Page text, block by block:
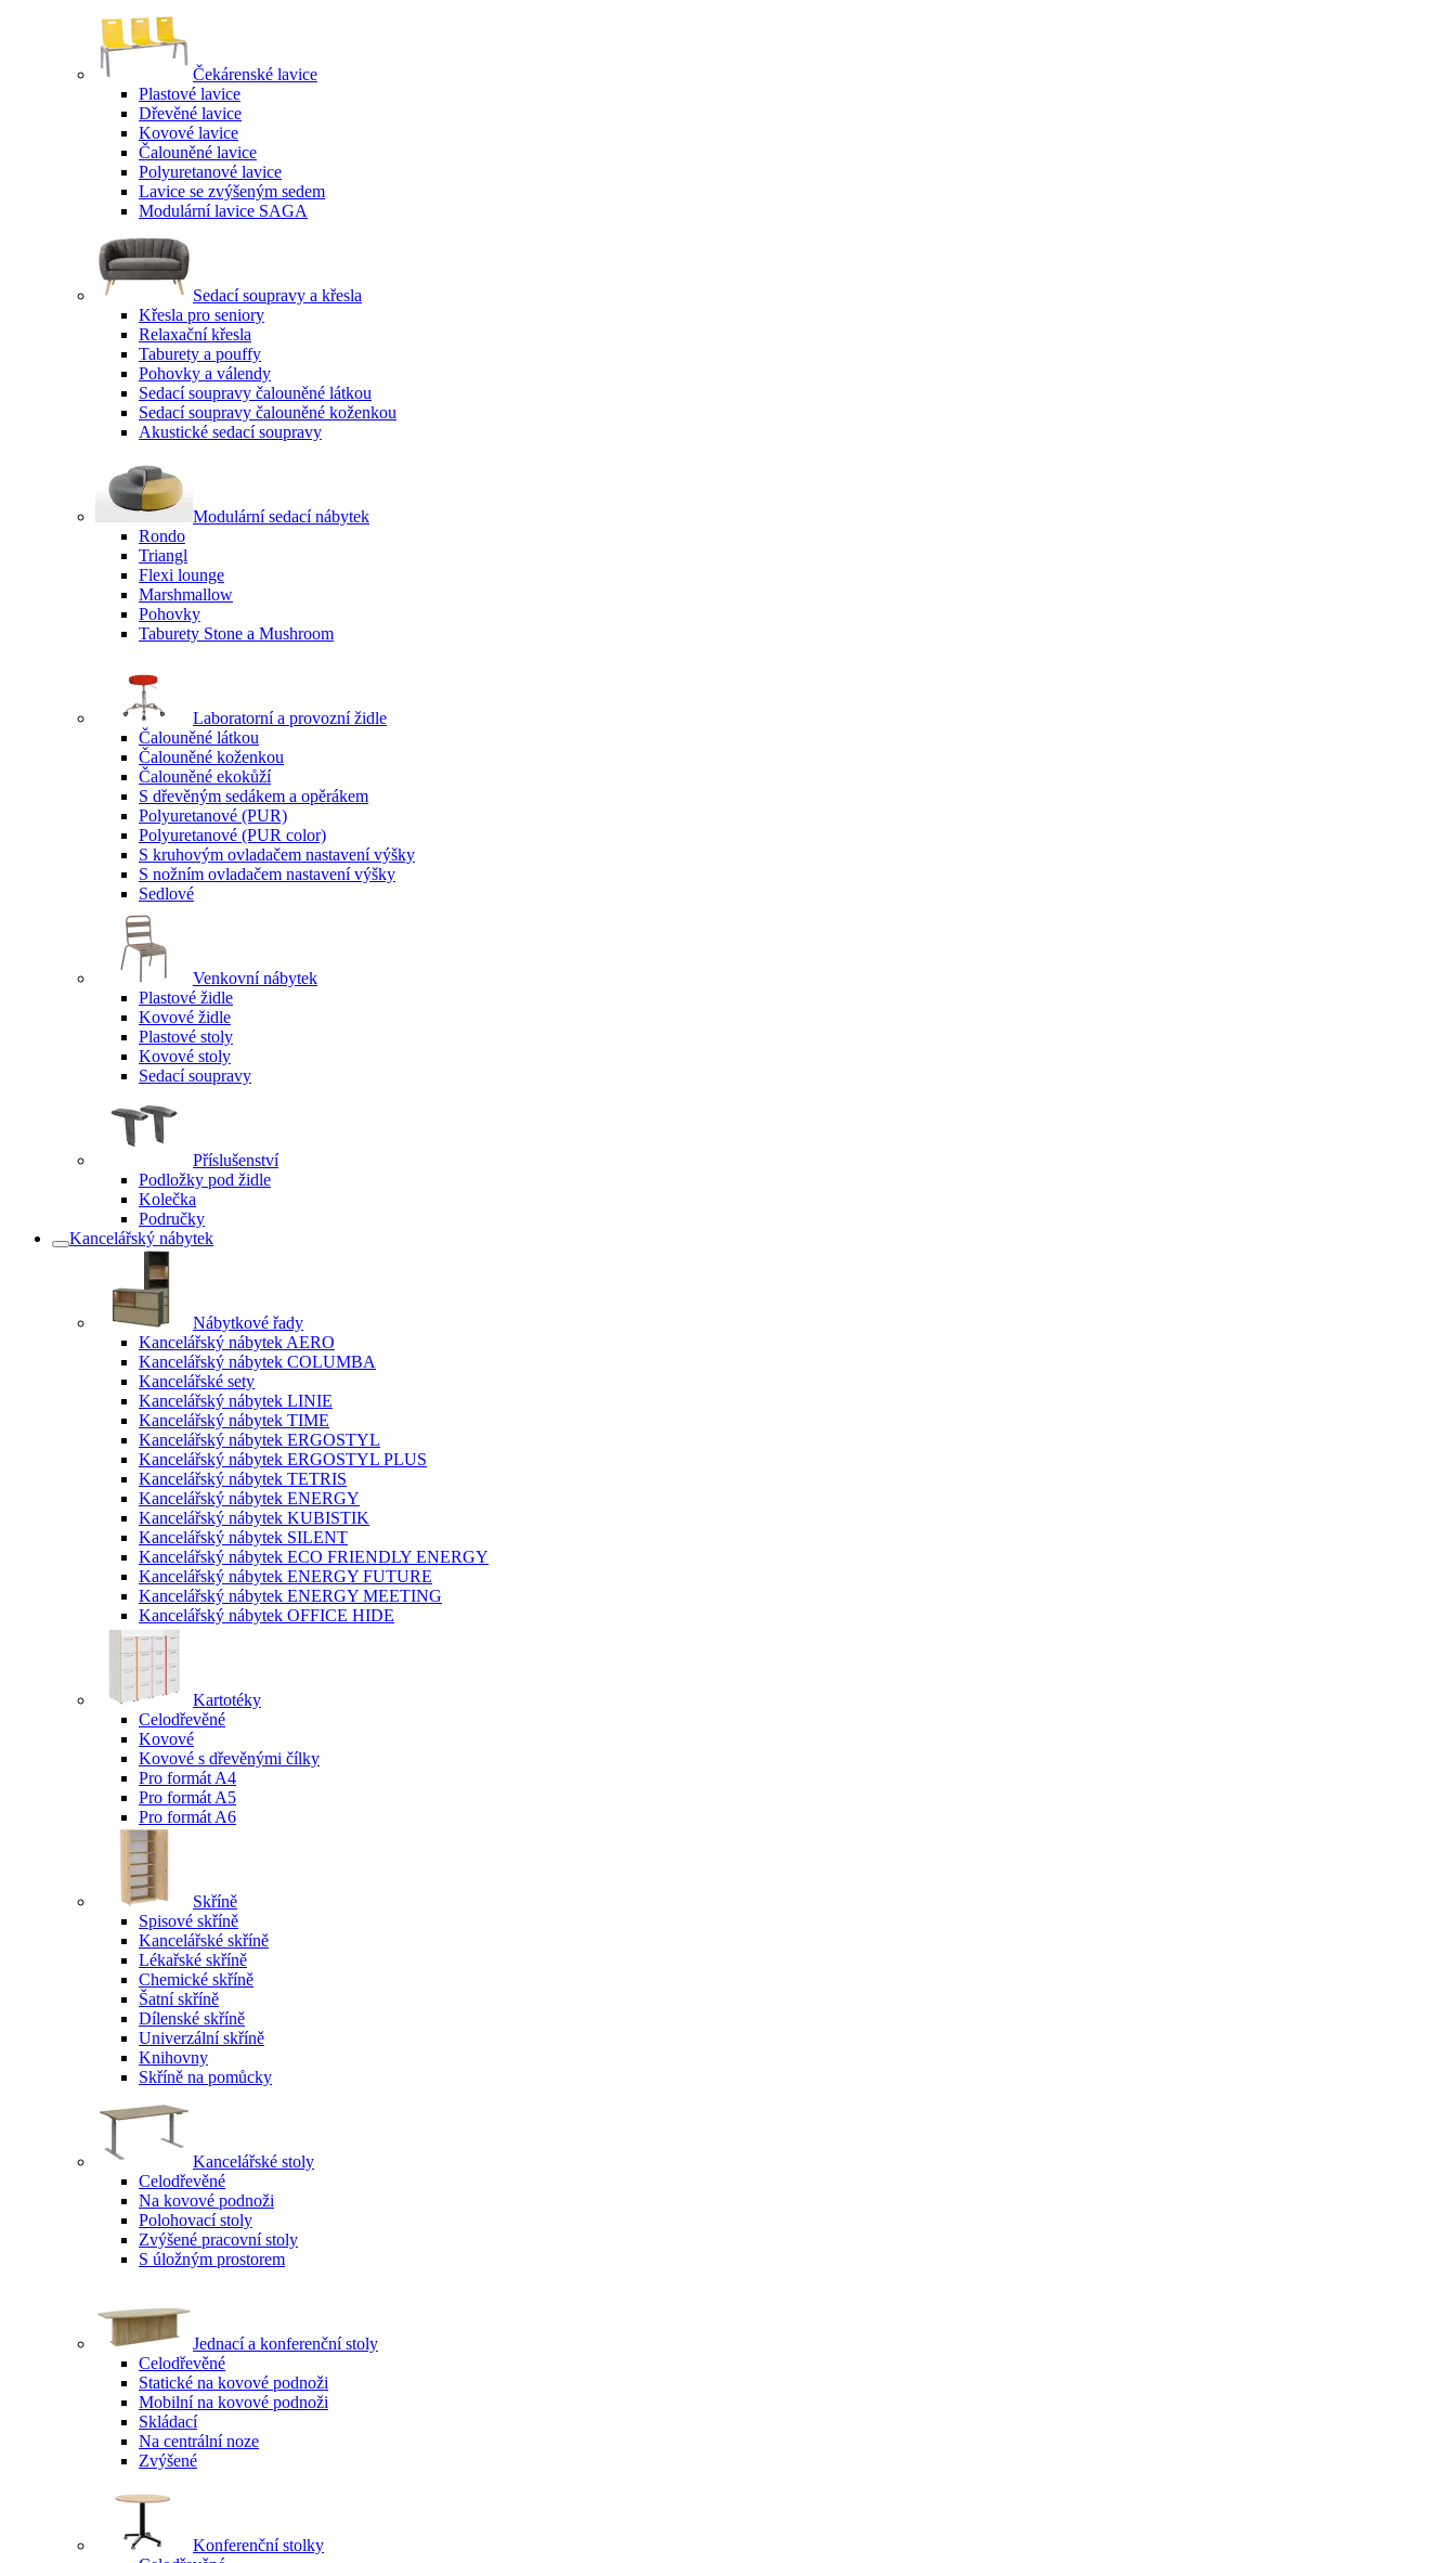
Čekárenské lavice
Plastové lavice
Dřevěné lavice
Kovové lavice
Čalouněné lavice
Polyuretanové lavice
Lavice se zvýšeným sedem
Modulární lavice SAGA
Sedací soupravy a křesla
Křesla pro seniory
Relaxační křesla
Taburety a pouffy
Pohovky a válendy
Sedací soupravy čalouněné látkou
Sedací soupravy čalouněné koženkou
Akustické sedací soupravy
Modulární sedací nábytek
Rondo
Triangl
Flexi lounge
Marshmallow
Pohovky
Taburety Stone a Mushroom
Laboratorní a provozní židle
Čalouněné látkou
Čalouněné koženkou
Čalouněné ekokůží
S dřevěným sedákem a opěrákem
Polyuretanové (PUR)
Polyuretanové (PUR color)
S kruhovým ovladačem nastavení výšky
S nožním ovladačem nastavení výšky
Sedlové
Venkovní nábytek
Plastové židle
Kovové židle
Plastové stoly
Kovové stoly
Sedací soupravy
Příslušenství
Podložky pod židle
Kolečka
Područky
Kancelářský nábytek
Nábytkové řady
Kancelářský nábytek AERO
Kancelářský nábytek COLUMBA
Kancelářské sety
Kancelářský nábytek LINIE
Kancelářský nábytek TIME
Kancelářský nábytek ERGOSTYL
Kancelářský nábytek ERGOSTYL PLUS
Kancelářský nábytek TETRIS
Kancelářský nábytek ENERGY
Kancelářský nábytek KUBISTIK
Kancelářský nábytek SILENT
Kancelářský nábytek ECO FRIENDLY ENERGY
Kancelářský nábytek ENERGY FUTURE
Kancelářský nábytek ENERGY MEETING
Kancelářský nábytek OFFICE HIDE
Kartotéky
Celodřevěné
Kovové
Kovové s dřevěnými čílky
Pro formát A4
Pro formát A5
Pro formát A6
Skříně
Spisové skříně
Kancelářské skříně
Lékařské skříně
Chemické skříně
Šatní skříně
Dílenské skříně
Univerzální skříně
Knihovny
Skříně na pomůcky
Kancelářské stoly
Celodřevěné
Na kovové podnoži
Polohovací stoly
Zvýšené pracovní stoly
S úložným prostorem
Jednací a konferenční stoly
Celodřevěné
Statické na kovové podnoži
Mobilní na kovové podnoži
Skládací
Na centrální noze
Zvýšené
Konferenční stolky